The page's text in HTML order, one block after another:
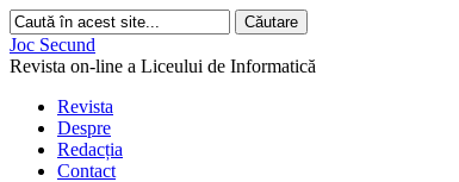
Joc Secund
Revista on-line a Liceului de Informatică
Revista
Despre
Redacția
Contact